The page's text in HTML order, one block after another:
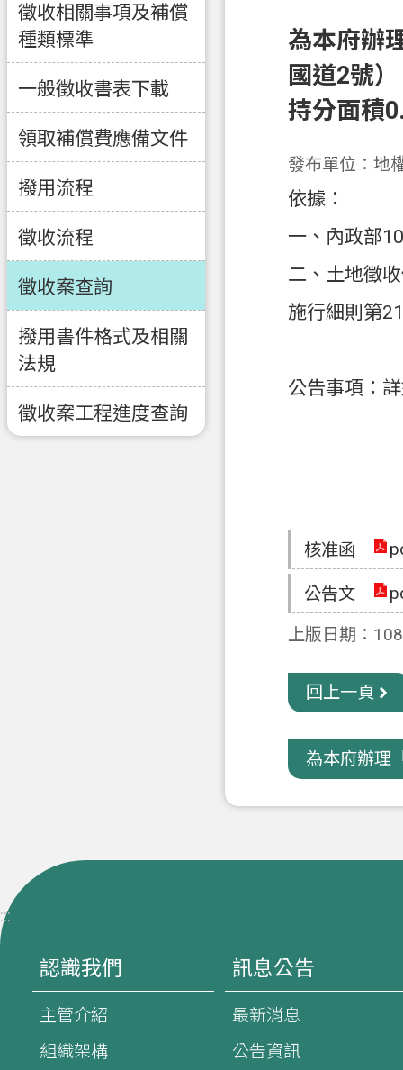
徵收相關事項及補償
種類標準
一般徵收書表下載
領取補償費應備文件
撥用流程
徵收流程
徵收案查詢
撥用書件格式及相關
法規
徵收案工程進度查詢
為本府辦
國道2號
持分面積
發布單位：地
依據：
一、內政部
二、土地徵
施行細則第
公告事項：
核准函
公告文
上版日期：
回上一頁
為本府辦理
:::
認識我們
主管介紹
組織架構
訊息公告
最新消息
公告資訊